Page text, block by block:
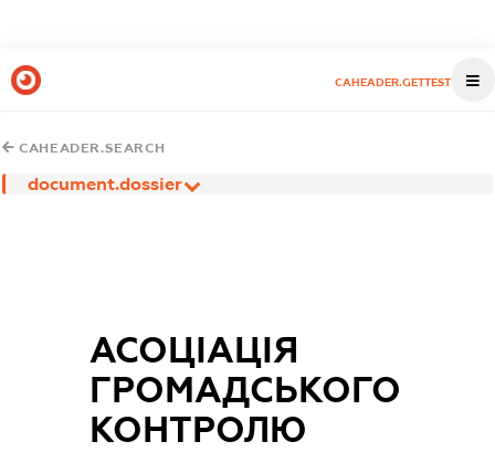
CAHEADER.GETTEST
CAHEADER.SEARCH
document.dossier
АСОЦІАЦІЯ
ГРОМАДСЬКОГО
КОНТРОЛЮ